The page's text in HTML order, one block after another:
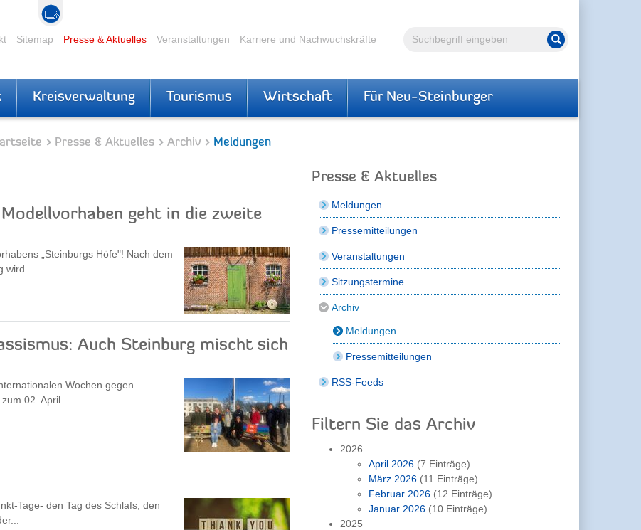
Volltextsuche Suche starten
Sitemap Presse & Aktuelles Veranstaltungen Karriere und Nachwuchskräfte
Kreisverwaltung Tourismus Wirtschaft Für Neu-Steinburger
Presse & Aktuelles Archiv Meldungen
geht in die zweite
„Steinburgs Höfe"! Nach dem
Auch Steinburg mischt sich
Wochen gegen
02. April...
Tage- den Tag des Schlafs, den
Presse & Aktuelles
Meldungen
Pressemitteilungen
Veranstaltungen
Sitzungstermine
Archiv
Meldungen
Pressemitteilungen
RSS-Feeds
Filtern Sie das Archiv
2026
April 2026 (7 Einträge)
März 2026 (11 Einträge)
Februar 2026 (12 Einträge)
Januar 2026 (10 Einträge)
2025